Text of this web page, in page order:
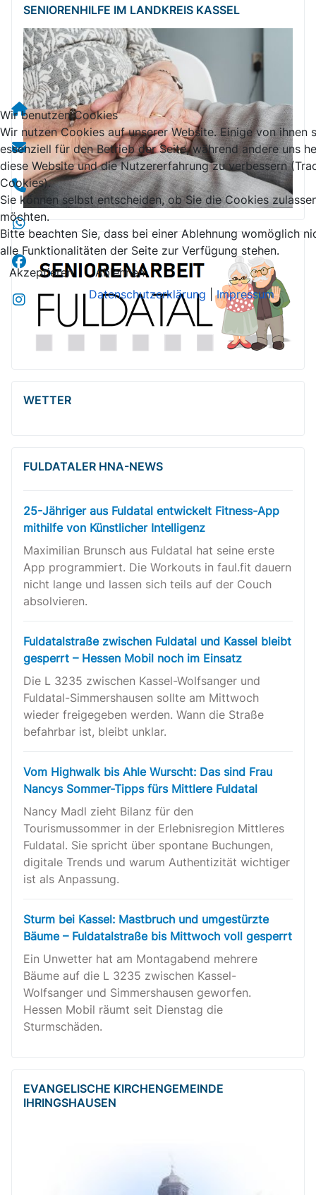
SENIORENHILFE IM LANDKREIS KASSEL
WETTER
FULDATALER HNA-NEWS
25-Jähriger aus Fuldatal entwickelt Fitness-App
mithilfe von Künstlicher Intelligenz
Maximilian Brunsch aus Fuldatal hat seine erste
App programmiert. Die Workouts in faul.fit dauern
nicht lange und lassen sich teils auf der Couch
absolvieren.
Fuldatalstraße zwischen Fuldatal und Kassel bleibt
gesperrt – Hessen Mobil noch im Einsatz
Die L 3235 zwischen Kassel-Wolfsanger und
Fuldatal-Simmershausen sollte am Mittwoch
wieder freigegeben werden. Wann die Straße
befahrbar ist, bleibt unklar.
Vom Highwalk bis Ahle Wurscht: Das sind Frau
Nancys Sommer-Tipps fürs Mittlere Fuldatal
Nancy Madl zieht Bilanz für den
Tourismussommer in der Erlebnisregion Mittleres
Fuldatal. Sie spricht über spontane Buchungen,
digitale Trends und warum Authentizität wichtiger
ist als Anpassung.
Sturm bei Kassel: Mastbruch und umgestürzte
Bäume – Fuldatalstraße bis Mittwoch voll gesperrt
Ein Unwetter hat am Montagabend mehrere
Bäume auf die L 3235 zwischen Kassel-
Wolfsanger und Simmershausen geworfen.
Hessen Mobil räumt seit Dienstag die
Sturmschäden.
EVANGELISCHE KIRCHENGEMEINDE
IHRINGSHAUSEN
Wir benutzen Cookies
Wir nutzen Cookies auf unserer Website. Einige von ihnen
essenziell für den Betrieb der Seite, während andere uns
diese Website und die Nutzererfahrung zu verbessern
Cookies).
Sie können selbst entscheiden, ob Sie die Cookies
möchten.
Bitte beachten Sie, dass bei einer Ablehnung womöglich
alle Funktionalitäten der Seite zur Verfügung stehen.
Akzeptieren
Ablehnen
Datenschutzerklärung |Impressum